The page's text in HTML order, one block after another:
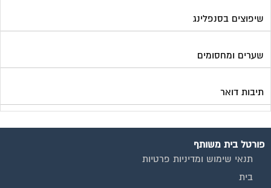
שיפוצים בסנפלינג
שערים ומחסומים
תיבות דואר
פורטל בית משותף
תנאי שימוש ומדיניות פרטיות
בית